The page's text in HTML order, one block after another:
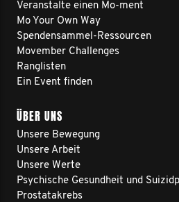
Veranstalte einen Mo-ment
Mo Your Own Way
Spendensammel-Ressourcen
Movember Challenges
Ranglisten
Ein Event finden
ÜBER UNS
Unsere Bewegung
Unsere Arbeit
Unsere Werte
Psychische Gesundheit und
Prostatakrebs